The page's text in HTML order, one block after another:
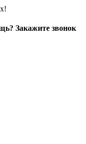
Закажите звонок